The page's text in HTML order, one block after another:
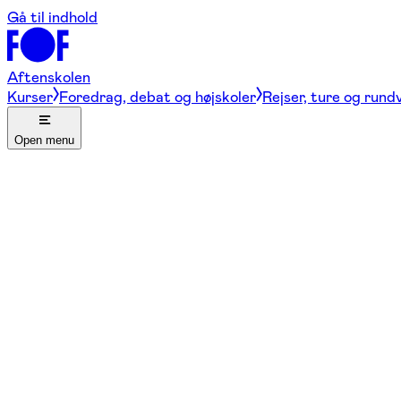
Gå til indhold
Aftenskolen
Kurser Foredrag, debat og højskoler Rejser, ture og
Open menu